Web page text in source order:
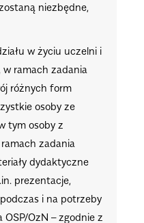
niezbędne,
w życiu uczelni i
w ramach zadania
różnych form
osoby ze
tym osoby z
zadania
dydaktyczne
prezentacje,
i na potrzeby
OzN – zgodnie z